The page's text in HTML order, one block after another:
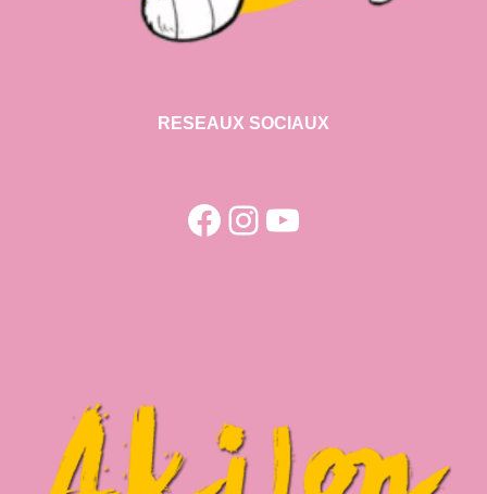
RESEAUX SOCIAUX
Facebook
Instagram
YouTube